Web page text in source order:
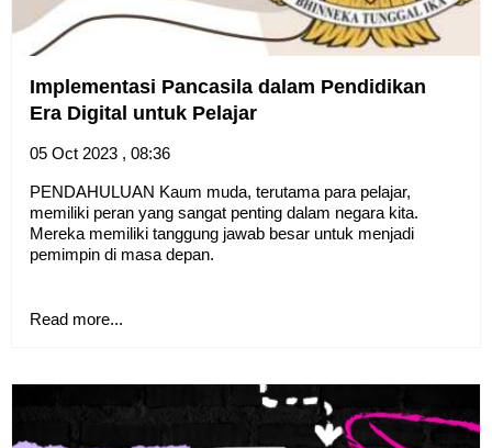
Implementasi Pancasila dalam Pendidikan
Era Digital untuk Pelajar
05 Oct 2023 , 08:36
PENDAHULUAN Kaum muda, terutama para pelajar,
memiliki peran yang sangat penting dalam negara kita.
Mereka memiliki tanggung jawab besar untuk menjadi
pemimpin di masa depan.
Read more...